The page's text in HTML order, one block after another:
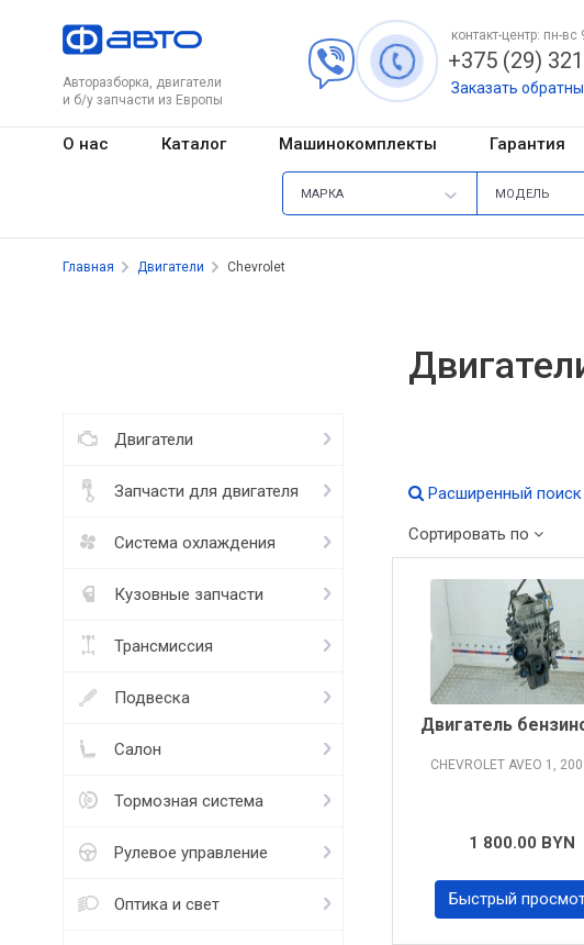
Авторазборка, двигатели
и б/у запчасти из Европы
контакт-центр: пн-вс
+375 (29)
Заказать
О нас Каталог Машинокомплекты Гарантия
МАРКА МОДЕЛЬ
Главная Двигатели Chevrolet
Двигатели
Запчасти для двигателя
Система охлаждения
Кузовные запчасти
Трансмиссия
Подвеска
Салон
Тормозная система
Рулевое управление
Оптика и свет
Расширенный поиск
Сортировать по
Двигатель
CHEVROLET AVEO 1,
1 800.00 BYN
Быстрый